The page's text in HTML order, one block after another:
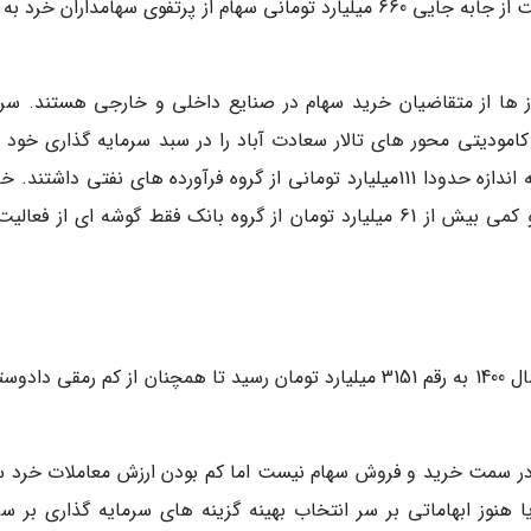
طوری که خالص تغییر مالکیت صنایع بورسی حکایت از جابه جایی 660 میلیارد تومانی سهام از پرتفوی
ها از متقاضیان خرید سهام در صنایع داخلی و خارجی هستند.
محور های تالار سعادت آباد را در سبد سرمایه گذاری
می دهند. این معامله گران دیروز خالص خریدی به اندازه حدودا 111میلیارد تومانی از گروه فرآورده های نفتی
خرید 80 میلیارد تومانی از صنعت فلزات اساسی و کمی بیش از 61 میلیارد تومان از گروه بانک فقط گوشه ای از
ارزش معاملات خرد بورس تهران نیز در 21 مهر ماه سال 1400 به رقم 3151 میلیارد تومان رسید تا همچنان از کم
سمت خرید و فروش سهام نیست اما کم بودن ارزش معاملات خرد
ابهاماتی بر سر انتخاب بهینه گزینه های سرمایه گذاری بر